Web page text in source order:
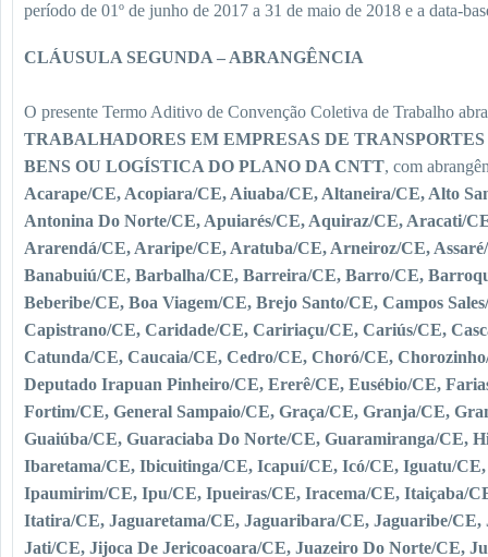
período de 01º de junho de 2017 a 31 de maio de 2018 e a data-
CLÁUSULA SEGUNDA – ABRANGÊNCIA
O presente Termo Aditivo de Convenção Coletiva de Trabalho
TRABALHADORES EM EMPRESAS DE
BENS OU LOGÍSTICA DO PLANO DA CNTT, com
Acarape/CE, Acopiara/CE, Aiuaba/CE, Altaneira/CE, Alto
Antonina Do Norte/CE, Apuiarés/CE, Aquiraz/CE, Aracati/
Ararendá/CE, Araripe/CE, Aratuba/CE, Arneiroz/CE,
Banabuiú/CE, Barbalha/CE, Barreira/CE, Barro/CE,
Beberibe/CE, Boa Viagem/CE, Brejo Santo/CE, Campos
Capistrano/CE, Caridade/CE, Caririaçu/CE, Cariús/CE,
Catunda/CE, Caucaia/CE, Cedro/CE, Choró/CE,
Deputado Irapuan Pinheiro/CE, Ererê/CE, Eusébio/CE,
Fortim/CE, General Sampaio/CE, Graça/CE, Granja/CE,
Guaiúba/CE, Guaraciaba Do Norte/CE, Guaramiranga/CE,
Ibaretama/CE, Ibicuitinga/CE, Icapuí/CE, Icó/CE, Iguatu/
Ipaumirim/CE, Ipu/CE, Ipueiras/CE, Iracema/CE, Itaiçaba/
Itatira/CE, Jaguaretama/CE, Jaguaribara/CE, Jaguaribe/
Jati/CE, Jijoca De Jericoacoara/CE, Juazeiro Do Norte/CE,